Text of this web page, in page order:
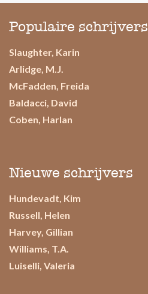
Populaire schrijvers
Slaughter, Karin
Arlidge, M.J.
McFadden, Freida
Baldacci, David
Coben, Harlan
Nieuwe schrijvers
Hundevadt, Kim
Russell, Helen
Harvey, Gillian
Williams, T.A.
Luiselli, Valeria